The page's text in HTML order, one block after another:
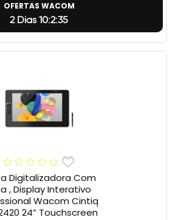
OFERTAS WACOM
2 Dias 10:2:34
Digitalizadora Com
, Display Interativo
Wacom Cintiq
24” Touchscreen